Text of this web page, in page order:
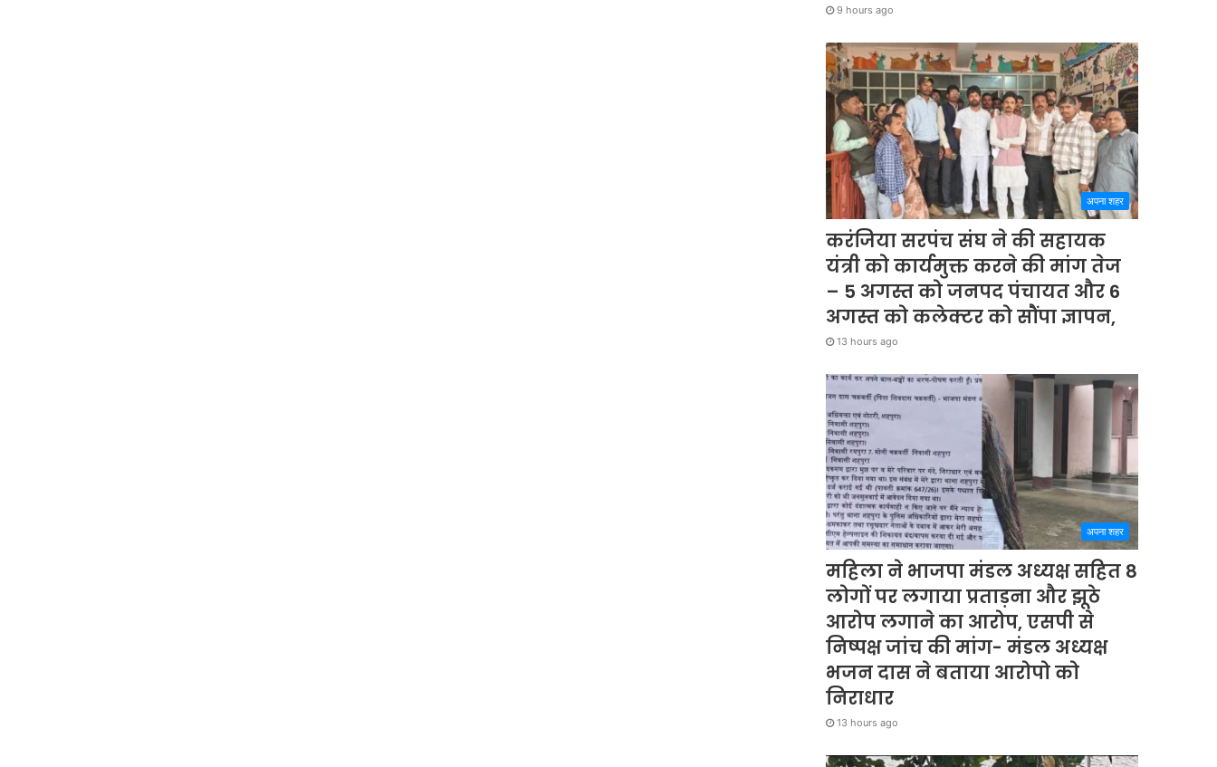
9 hours ago
अपना शहर
करंजिया सरपंच संघ ने की सहायक
यंत्री को कार्यमुक्त करने की मांग तेज
– 5 अगस्त को जनपद पंचायत और 6
अगस्त को कलेक्टर को सौंपा ज्ञापन,
13 hours ago
अपना शहर
महिला ने भाजपा मंडल अध्यक्ष सहित 8
लोगों पर लगाया प्रताड़ना और झूठे
आरोप लगाने का आरोप, एसपी से
निष्पक्ष जांच की मांग- मंडल अध्यक्ष
भजन दास ने बताया आरोपो को
निराधार
13 hours ago